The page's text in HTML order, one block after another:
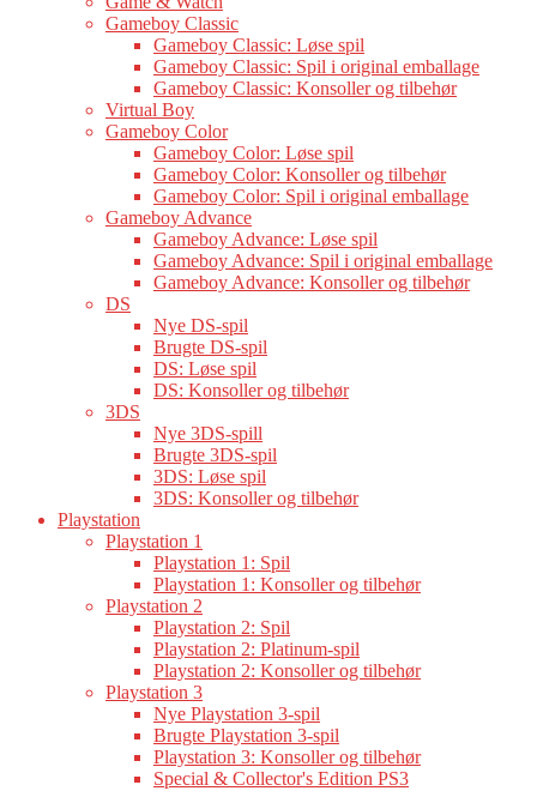
Gameboy Classic
Gameboy Classic: Løse spil
Gameboy Classic: Spil i original emballage
Gameboy Classic: Konsoller og tilbehør
Virtual Boy
Gameboy Color
Gameboy Color: Løse spil
Gameboy Color: Konsoller og tilbehør
Gameboy Color: Spil i original emballage
Gameboy Advance
Gameboy Advance: Løse spil
Gameboy Advance: Spil i original emballage
Gameboy Advance: Konsoller og tilbehør
DS
Nye DS-spil
Brugte DS-spil
DS: Løse spil
DS: Konsoller og tilbehør
3DS
Nye 3DS-spill
Brugte 3DS-spil
3DS: Løse spil
3DS: Konsoller og tilbehør
Playstation
Playstation 1
Playstation 1: Spil
Playstation 1: Konsoller og tilbehør
Playstation 2
Playstation 2: Spil
Playstation 2: Platinum-spil
Playstation 2: Konsoller og tilbehør
Playstation 3
Nye Playstation 3-spil
Brugte Playstation 3-spil
Playstation 3: Konsoller og tilbehør
Special & Collector's Edition PS3